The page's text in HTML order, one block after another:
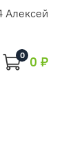
Алексей
0 0 ₽